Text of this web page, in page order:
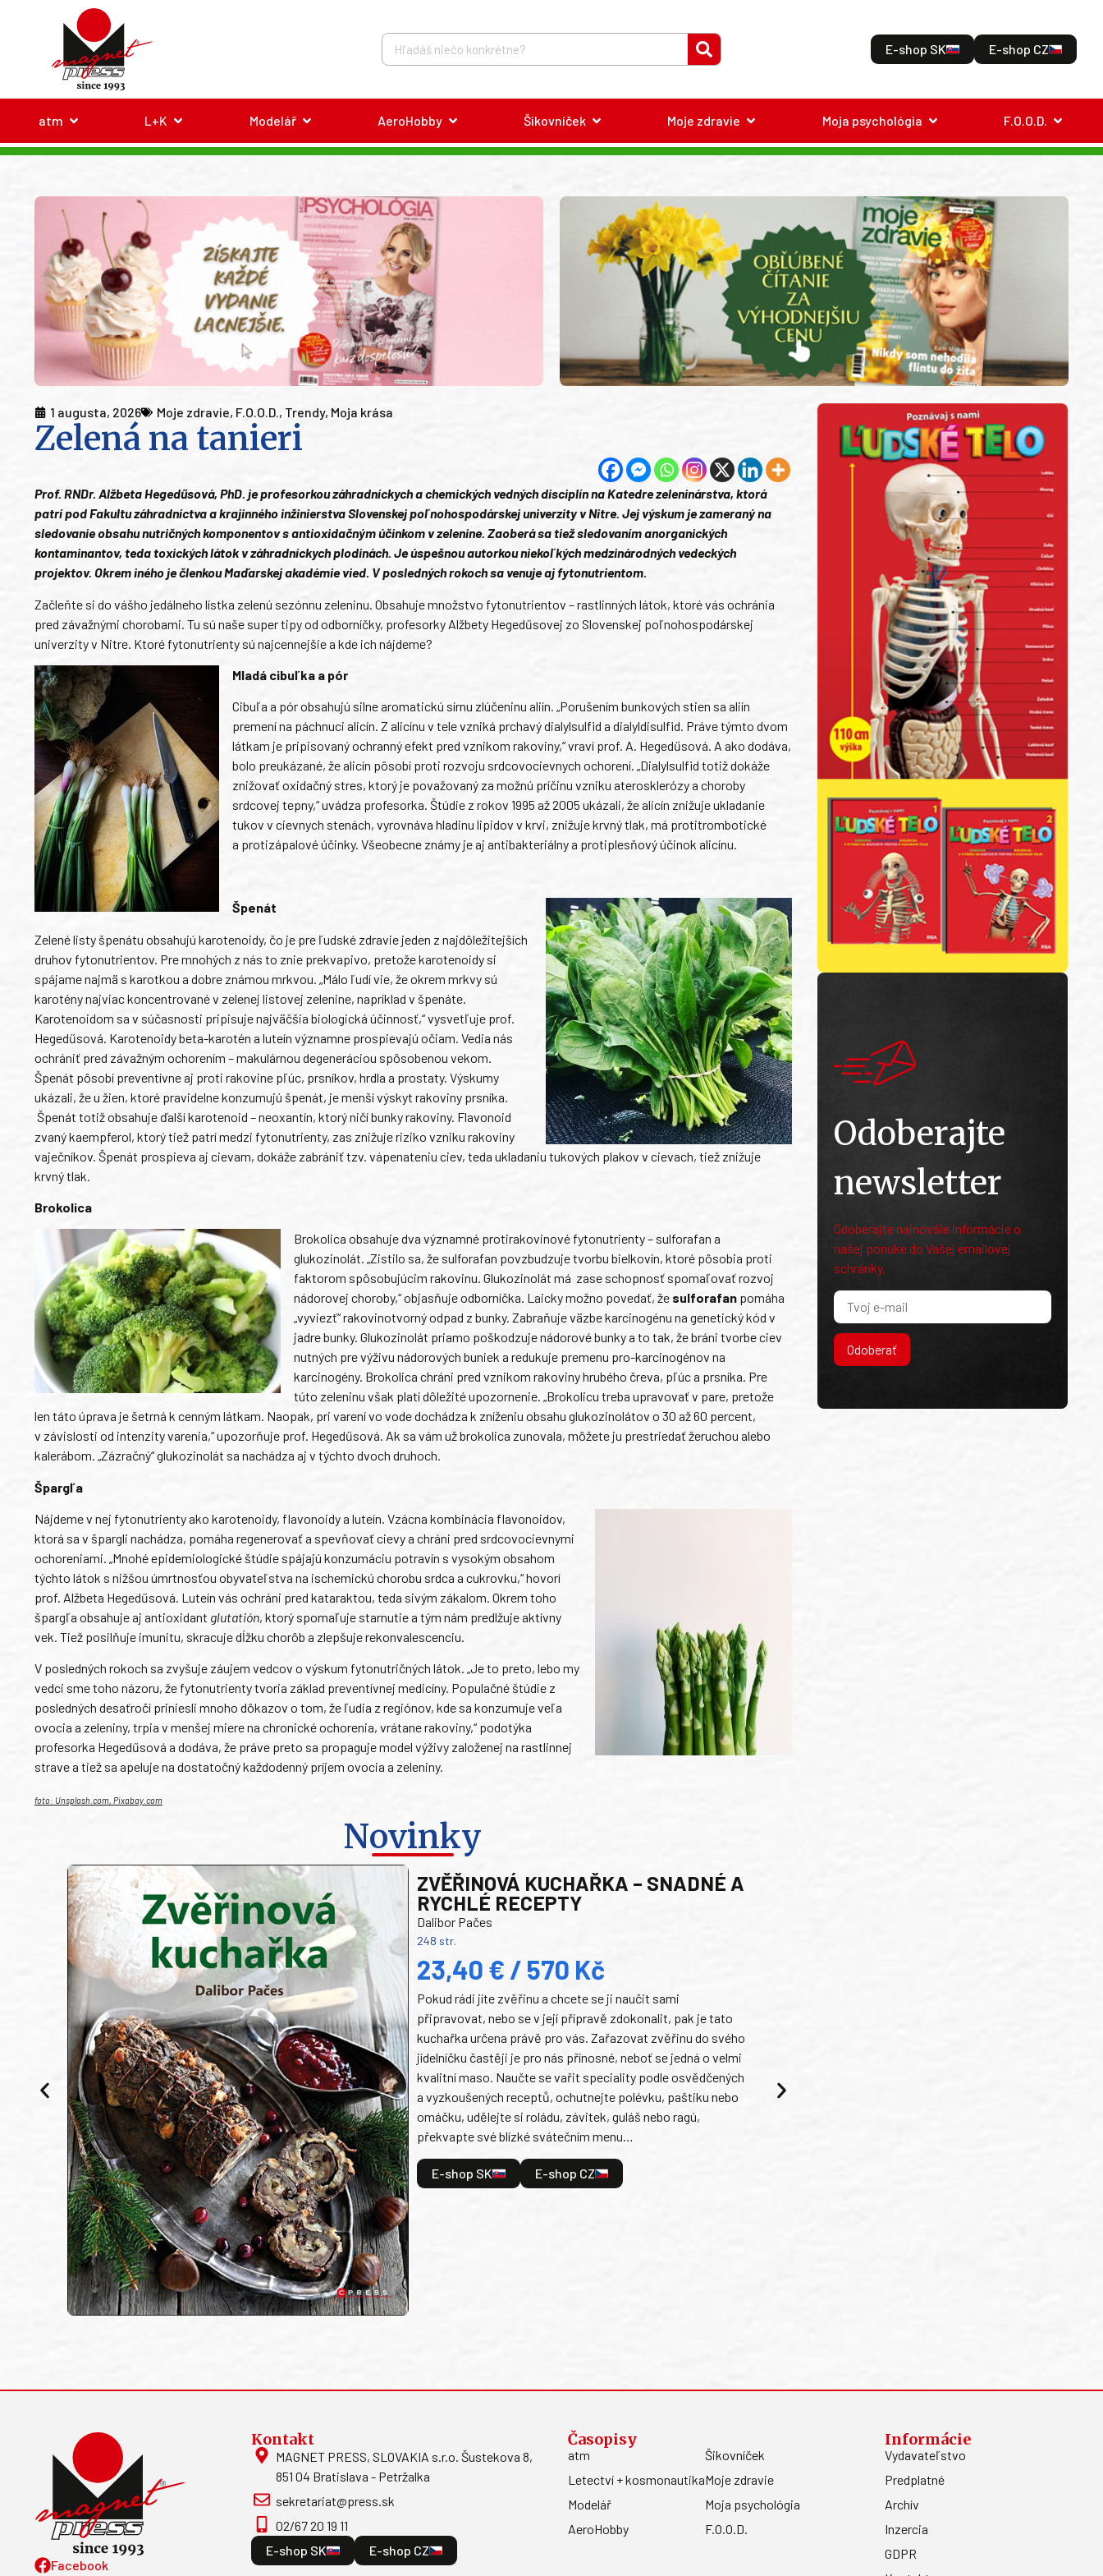
E-shop SK E-shop CZ
atm L+K Modelář AeroHobby Šikovníček Moje zdravie Moja psychológia F.O.O.D.
1 augusta, 2026 Moje zdravie, F.O.O.D., Trendy, Moja krása
Zelená na tanieri
Prof. RNDr. Alžbeta Hegedűsová, PhD. je profesorkou záhradníckych a chemických vedných disciplín na Katedre zeleninárstva, ktorá
patrí pod Fakultu záhradníctva a krajinného inžinierstva Slovenskej poľnohospodárskej univerzity v Nitre. Jej výskum je zameraný na
sledovanie obsahu nutričných komponentov s antioxidačným účinkom v zelenine. Zaoberá sa tiež sledovaním anorganických
kontaminantov, teda toxických látok v záhradníckych plodinách. Je úspešnou autorkou niekoľkých medzinárodných vedeckých
projektov. Okrem iného je členkou Maďarskej akadémie vied. V posledných rokoch sa venuje aj fytonutrientom.
Začleňte si do vášho jedálneho lístka zelenú sezónnu zeleninu. Obsahuje množstvo fytonutrientov – rastlinných látok, ktoré vás ochránia
pred závažnými chorobami. Tu sú naše super tipy od odborníčky, profesorky Alžbety Hegedűsovej zo Slovenskej poľnohospodárskej
univerzity v Nitre. Ktoré fytonutrienty sú najcennejšie a kde ich nájdeme?
Mladá cibuľka a pór
Cibuľa a pór obsahujú silne aromatickú sírnu zlúčeninu aliín. „Porušením bunkových stien sa aliín
premení na páchnuci alicín. Z alicínu v tele vzniká prchavý dialylsulfid a dialyldisulfid. Práve týmto dvom
látkam je pripisovaný ochranný efekt pred vznikom rakoviny,“ vraví prof. A. Hegedűsová. A ako dodáva,
bolo preukázané, že alicín pôsobí proti rozvoju srdcovocievnych ochorení. „Dialylsulfid totiž dokáže
znižovať oxidačný stres, ktorý je považovaný za možnú príčinu vzniku aterosklerózy a choroby
srdcovej tepny,“ uvádza profesorka. Štúdie z rokov 1995 až 2005 ukázali, že alicín znižuje ukladanie
tukov v cievnych stenách, vyrovnáva hladinu lipidov v krvi, znižuje krvný tlak, má protitrombotické
a protizápalové účinky. Všeobecne známy je aj antibakteriálny a protiplesňový účinok alicínu.
Špenát
Zelené listy špenátu obsahujú karotenoidy, čo je pre ľudské zdravie jeden z najdôležitejších
druhov fytonutrientov. Pre mnohých z nás to znie prekvapivo, pretože karotenoidy si
spájame najmä s karotkou a dobre známou mrkvou. „Málo ľudí vie, že okrem mrkvy sú
karotény najviac koncentrované v zelenej listovej zelenine, napríklad v špenáte.
Karotenoidom sa v súčasnosti pripisuje najväčšia biologická účinnosť,“ vysvetľuje prof.
Hegedűsová. Karotenoidy beta-karotén a luteín významne prospievajú očiam. Vedia nás
ochrániť pred závažným ochorením – makulárnou degeneráciou spôsobenou vekom.
Špenát pôsobí preventívne aj proti rakovine pľúc, prsníkov, hrdla a prostaty. Výskumy
ukázali, že u žien, ktoré pravidelne konzumujú špenát, je menší výskyt rakoviny prsníka.
Špenát totiž obsahuje ďalší karotenoid – neoxantín, ktorý ničí bunky rakoviny. Flavonoid
zvaný kaempferol, ktorý tiež patrí medzi fytonutrienty, zas znižuje riziko vzniku rakoviny
vaječníkov. Špenát prospieva aj cievam, dokáže zabrániť tzv. vápenateniu ciev, teda ukladaniu tukových plakov v cievach, tiež znižuje
krvný tlak.
Brokolica
Brokolica obsahuje dva významné protirakovinové fytonutrienty – sulforafan a
glukozinolát. „Zistilo sa, že sulforafan povzbudzuje tvorbu bielkovín, ktoré pôsobia proti
faktorom spôsobujúcim rakovinu. Glukozinolát má zase schopnosť spomaľovať rozvoj
nádorovej choroby,“ objasňuje odborníčka. Laicky možno povedať, že sulforafan pomáha
„vyviezť“ rakovinotvorný odpad z bunky. Zabraňuje väzbe karcinogénu na genetický kód v
jadre bunky. Glukozinolát priamo poškodzuje nádorové bunky a to tak, že bráni tvorbe ciev
nutných pre výživu nádorových buniek a redukuje premenu pro-karcinogénov na
karcinogény. Brokolica chráni pred vznikom rakoviny hrubého čreva, pľúc a prsníka. Pre
túto zeleninu však platí dôležité upozornenie. „Brokolicu treba upravovať v pare, pretože
len táto úprava je šetrná k cenným látkam. Naopak, pri varení vo vode dochádza k zníženiu obsahu glukozinolátov o 30 až 60 percent,
v závislosti od intenzity varenia,“ upozorňuje prof. Hegedűsová. Ak sa vám už brokolica zunovala, môžete ju prestriedať žeruchou alebo
kalerábom. „Zázračný“ glukozinolát sa nachádza aj v týchto dvoch druhoch.
Špargľa
Nájdeme v nej fytonutrienty ako karotenoidy, flavonoidy a luteín. Vzácna kombinácia flavonoidov,
ktorá sa v špargli nachádza, pomáha regenerovať a spevňovať cievy a chráni pred srdcovocievnymi
ochoreniami. „Mnohé epidemiologické štúdie spájajú konzumáciu potravín s vysokým obsahom
týchto látok s nižšou úmrtnosťou obyvateľstva na ischemickú chorobu srdca a cukrovku,“ hovorí
prof. Alžbeta Hegedűsová. Luteín vás ochráni pred kataraktou, teda sivým zákalom. Okrem toho
špargľa obsahuje aj antioxidant glutatión, ktorý spomaľuje starnutie a tým nám predlžuje aktívny
vek. Tiež posilňuje imunitu, skracuje dĺžku chorôb a zlepšuje rekonvalescenciu.
V posledných rokoch sa zvyšuje záujem vedcov o výskum fytonutričných látok. „Je to preto, lebo my
vedci sme toho názoru, že fytonutrienty tvoria základ preventívnej medicíny. Populačné štúdie z
posledných desaťročí priniesli mnoho dôkazov o tom, že ľudia z regiónov, kde sa konzumuje veľa
ovocia a zeleniny, trpia v menšej miere na chronické ochorenia, vrátane rakoviny,“ podotýka
profesorka Hegedűsová a dodáva, že práve preto sa propaguje model výživy založenej na rastlinnej
strave a tiež sa apeluje na dostatočný každodenný príjem ovocia a zeleniny.
foto: Unsplash.com, Pixabay.com
Novinky
ZVĚŘINOVÁ KUCHAŘKA – SNADNÉ A
RYCHLÉ RECEPTY
Dalibor Pačes
248 str.
23,40 € / 570 Kč
Pokud rádi jíte zvěřinu a chcete se ji naučit sami
připravovat, nebo se v její přípravě zdokonalit, pak je tato
kuchařka určena právě pro vás. Zařazovat zvěřinu do svého
jídelníčku častěji je pro nás přínosné, neboť se jedná o velmi
kvalitní maso. Naučte se vařit speciality podle osvědčených
a vyzkoušených receptů, ochutnejte polévku, paštiku nebo
omáčku, udělejte si roládu, závitek, guláš nebo ragú,
překvapte své blízké svátečním menu…
E-shop SK E-shop CZ
Odoberajte
newsletter
Odoberajte najnovšie informácie o
našej ponuke do Vašej emailovej
schránky.
Odoberať
Facebook
Kontakt
MAGNET PRESS, SLOVAKIA s.r.o. Šustekova 8,
851 04 Bratislava - Petržalka
sekretariat@press.sk
02/67 20 19 11
E-shop SK
E-shop CZ
Časopisy
atm
Letectví + kosmonautika
Modelář
AeroHobby
Šikovníček
Moje zdravie
Moja psychológia
F.O.O.D.
Informácie
Vydavateľstvo
Predplatné
Archív
Inzercia
GDPR